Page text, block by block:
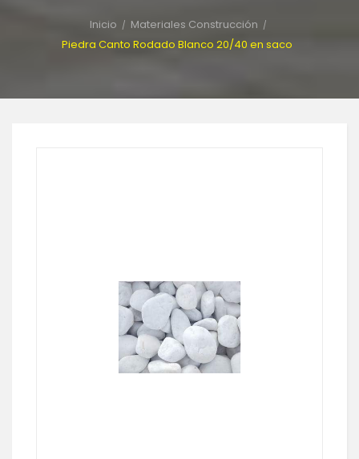
Inicio
Materiales Construcción
Piedra Canto Rodado Blanco 20/40 en saco